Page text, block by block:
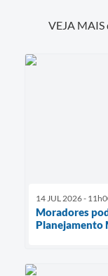
VEJA MAIS
14 JUL 2026 -
Moradores
Planejamento